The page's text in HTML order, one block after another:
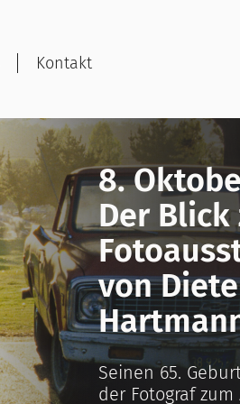
Kontakt
8.
Der Blick
von
Seinen 65.
der Fotograf zum